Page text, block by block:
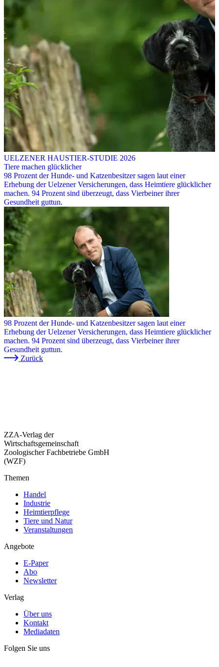
UELZENER HAUSTIER-STUDIE 2026
Tiere machen glücklicher
98 Prozent der Hunde- und Katzenbesitzer sagen laut einer
Erhebung der Uelzener Versicherungen, dass Heimtiere glücklicher
machen. 94 Prozent sind überzeugt, dass Vierbeiner ihrer
Gesundheit guttun.
98 Prozent der Hunde- und Katzenbesitzer sagen laut einer
Erhebung der Uelzener Versicherungen, dass Heimtiere glücklicher
machen. 94 Prozent sind überzeugt, dass Vierbeiner ihrer
Gesundheit guttun.
Zurück
ZZA-Verlag der
Wirtschaftsgemeinschaft
Zoologischer Fachbetriebe GmbH
(WZF)
Themen
Handel
Industrie
Heimtierpflege
Tiere und Natur
Veranstaltungen
Angebote
E-Paper
Abo
Newsletter
Verlag
Über uns
Kontakt
Mediadaten
Folgen Sie uns